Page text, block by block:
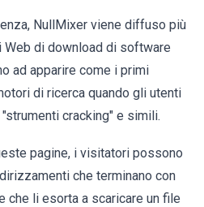
NullMixer viene diffuso più
di download di software
ad apparire come i primi
di ricerca quando gli utenti
cracking" e simili.
pagine, i visitatori possono
che terminano con
che li esorta a scaricare un file